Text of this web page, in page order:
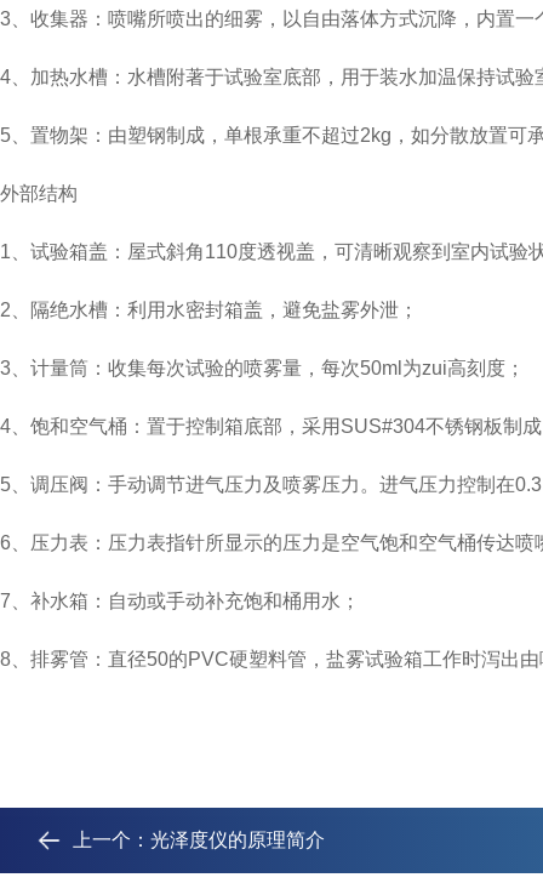
3、收集器：喷嘴所喷出的细雾，以自由落体方式沉降，内置
4、加热水槽：水槽附著于试验室底部，用于装水加温保持试验
5、置物架：由塑钢制成，单根承重不超过2kg，如分散放置
外部结构
1、试验箱盖：屋式斜角110度透视盖，可清晰观察到室内试验
2、隔绝水槽：利用水密封箱盖，避免盐雾外泄；
3、计量筒：收集每次试验的喷雾量，每次50ml为zui高刻度；
4、饱和空气桶：置于控制箱底部，采用SUS#304不锈钢板制
5、调压阀：手动调节进气压力及喷雾压力。进气压力控制在
6、压力表：压力表指针所显示的压力是空气饱和空气桶传达喷
7、补水箱：自动或手动补充饱和桶用水；
8、排雾管：直径50的PVC硬塑料管，盐雾试验箱工作时泻出
上一个： 光泽度仪的原理简介